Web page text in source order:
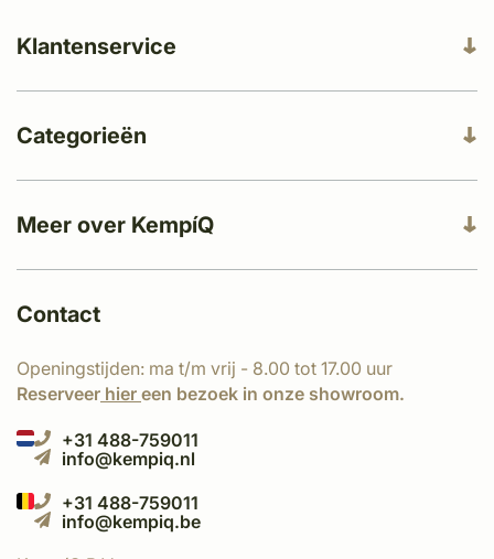
Meer over KempíQ
Klantenservice
Categorieën
Contact
Openingstijden: ma t/m vrij - 8.00 tot 17.00 uur
Reserveer hier een bezoek in onze showroom.
+31 488-759011
info@kempiq.nl
+31 488-759011
info@kempiq.be